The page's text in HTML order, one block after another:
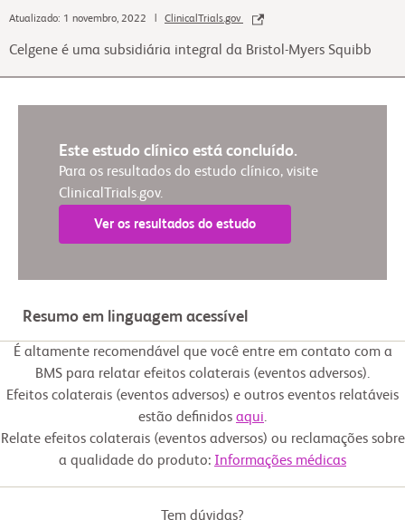
Atualizado: 1 novembro, 2022 | ClinicalTrials.gov
Celgene é uma subsidiária integral da Bristol-Myers Squibb
Este estudo clínico está concluído.
Para os resultados do estudo clínico, visite
ClinicalTrials.gov.
Ver os resultados do estudo
Resumo em linguagem acessível
É altamente recomendável que você entre em contato com a
BMS para relatar efeitos colaterais (eventos adversos).
Efeitos colaterais (eventos adversos) e outros eventos relatáveis
estão definidos aqui.
Relate efeitos colaterais (eventos adversos) ou reclamações sobre
a qualidade do produto: Informações médicas
Tem dúvidas?